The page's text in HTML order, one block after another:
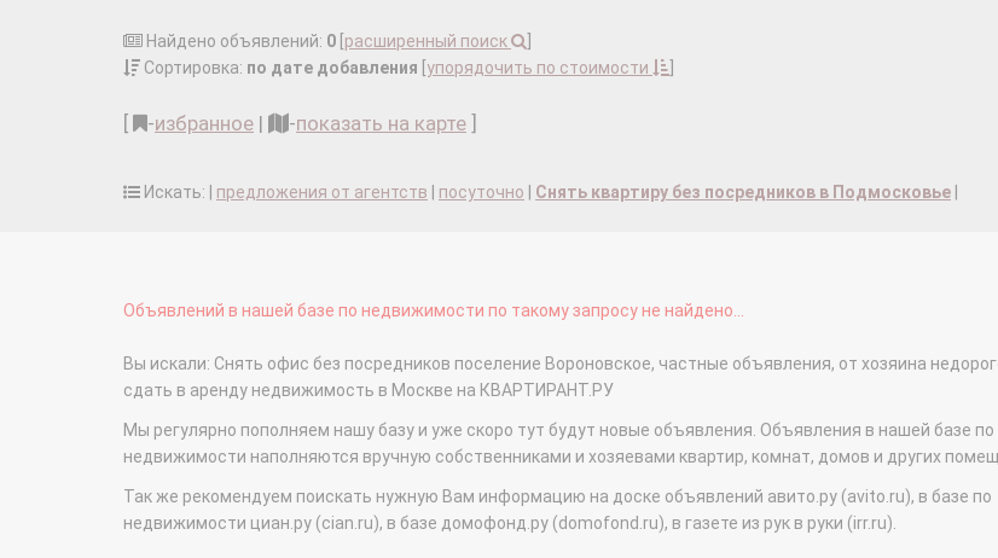
Найдено объявлений: 0 расширенный поиск
Сортировка: по дате добавления упорядочить по стоимости
-избранное | -показать на карте
Искать: | предложения от агентств посуточно Снять квартиру без посредников в Подмосковье
Объявлений в нашей базе по недвижимости по такому запросу не найдено...
Вы искали: Снять офис без посредников поселение Вороновское, частные объявления, от хозяина
сдать в аренду недвижимость в Москве на КВАРТИРАНТ.РУ
Мы регулярно пополняем нашу базу и уже скоро тут будут новые объявления. Объявления в нашей базе по
недвижимости наполняются вручную собственниками и хозяевами квартир, комнат, домов и других
Так же рекомендуем поискать нужную Вам информацию на доске объявлений авито.ру (avito.ru), в базе по
недвижимости циан.ру (cian.ru), в базе домофонд.ру (domofond.ru), в газете из рук в руки (irr.ru).